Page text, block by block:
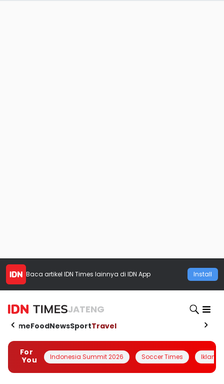
Baca artikel IDN Times lainnya di IDN App Install
JATENG
HomeFoodNewsSportTravel
For
You
Indonesia Summit 2026 Soccer Times Iklanin